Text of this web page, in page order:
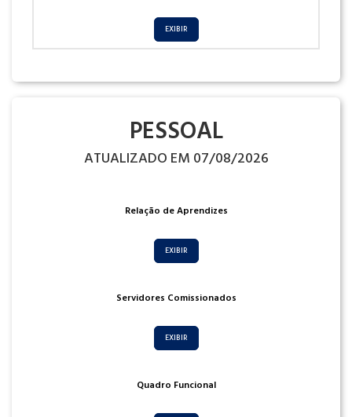
EXIBIR
PESSOAL
ATUALIZADO EM 07/08/2026
Relação de Aprendizes
EXIBIR
Servidores Comissionados
EXIBIR
Quadro Funcional